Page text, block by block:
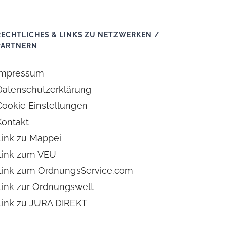
& LINKS ZU NETZWERKEN /
Einstellungen
zu Mappei
zum VEU
zum OrdnungsService.com
zur Ordnungswelt
zu JURA DIREKT